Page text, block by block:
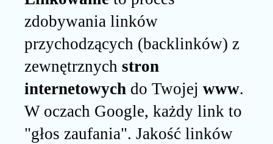
zdobywania linków
przychodzących (backlinków) z
zewnętrznych stron
internetowych do Twojej www.
W oczach Google, każdy link to
"głos zaufania". Jakość linków